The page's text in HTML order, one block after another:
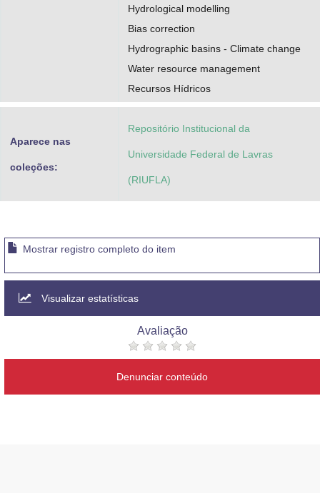
Hydrological modelling
Bias correction
Hydrographic basins - Climate change
Water resource management
Recursos Hídricos
Aparece nas
coleções:
Repositório Institucional da
Universidade Federal de Lavras
(RIUFLA)
Mostrar registro completo do item
Visualizar estatísticas
Avaliação
Denunciar conteúdo